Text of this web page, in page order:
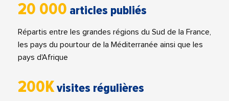
20 000 articles publiés
Répartis entre les grandes régions du Sud de la France,
les pays du pourtour de la Méditerranée ainsi que les
pays d'Afrique
200Kvisites régulières